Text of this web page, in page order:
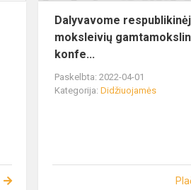
Dalyvavome
moksleivių
konfe...
Paskelbta: 2022-04-01
Kategorija:Didžiuojamės